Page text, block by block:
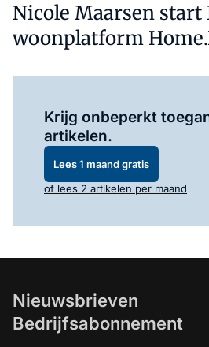
Nicole Maarsen start
woonplatform
Krijg onbeperkt
artikelen.
Lees 1 maand gratis
of lees 2 artikelen per maand
Nieuwsbrieven
Bedrijfsabonnement